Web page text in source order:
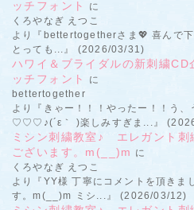
ッチフォント
に
くろやなぎ えつこ
より『bettertogetherさま💖 喜んで下
とっても...』 (2026/03/31)
ハワイ＆ブライダルの新刺繍
ッチフォント
に
bettertogether
より『きゃー！！！やったー！！う、
♡♡♡♪(´ε｀ )楽しみすぎま...』
ミシン刺繍教室♪ エレガント刺
ございます。m(__)m に
くろやなぎ えつこ
より『YY様 丁寧にコメントを頂きま
す。m(__)m ミシ...』 (2026/03/12)